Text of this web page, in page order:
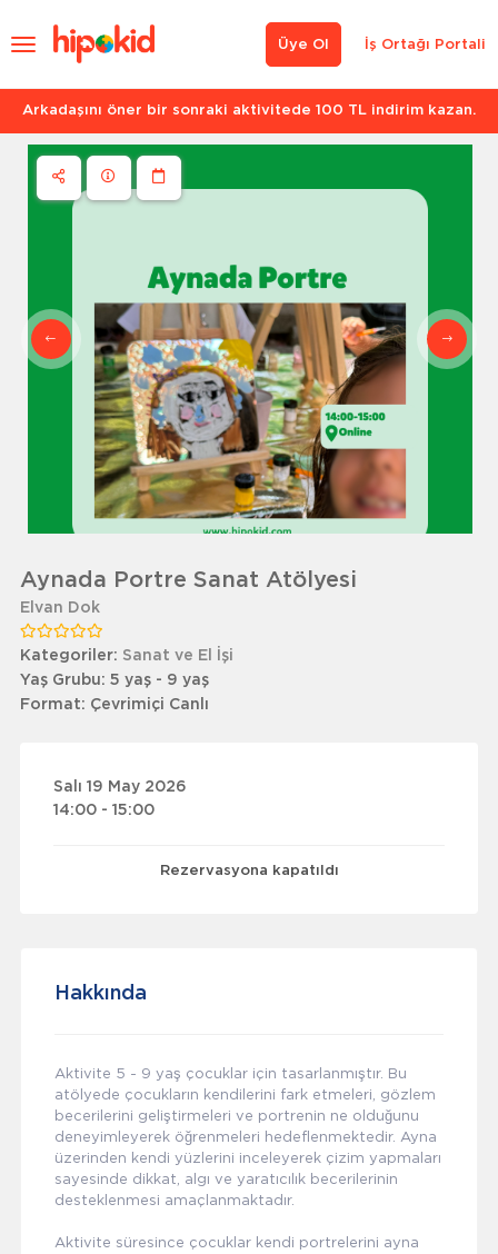
İş Ortağı Portali
Üye Ol
Arkadaşını öner bir sonraki aktivitede 100 TL indirim kazan.
Aynada Portre Sanat Atölyesi
Elvan Dok
Kategoriler: Sanat ve El İşi
Yaş Grubu: 5 yaş - 9 yaş
Format: Çevrimiçi Canlı
Salı 19 May 2026
14:00 - 15:00
Rezervasyona kapatıldı
Hakkında
Aktivite 5 - 9 yaş çocuklar için tasarlanmıştır. Bu
atölyede çocukların kendilerini fark etmeleri, gözlem
becerilerini geliştirmeleri ve portrenin ne olduğunu
deneyimleyerek öğrenmeleri hedeflenmektedir. Ayna
üzerinden kendi yüzlerini inceleyerek çizim yapmaları
sayesinde dikkat, algı ve yaratıcılık becerilerinin
desteklenmesi amaçlanmaktadır.
Aktivite süresince çocuklar kendi portrelerini ayna